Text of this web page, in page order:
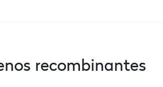
recombinantes